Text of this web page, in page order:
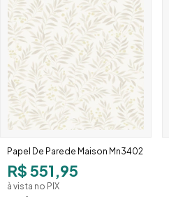
Papel De Parede Maison Mn3402
R$ 551,95
à vista no PIX